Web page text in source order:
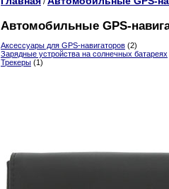
Автомобильные GPS-
Аксессуары для GPS-навигаторов (2)
Зарядные устройства на солнечных батареях
Трекеры (1)